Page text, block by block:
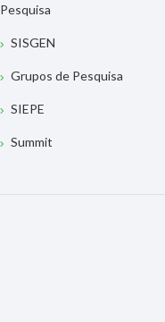
Pesquisa
SISGEN
Grupos de Pesquisa
SIEPE
Summit